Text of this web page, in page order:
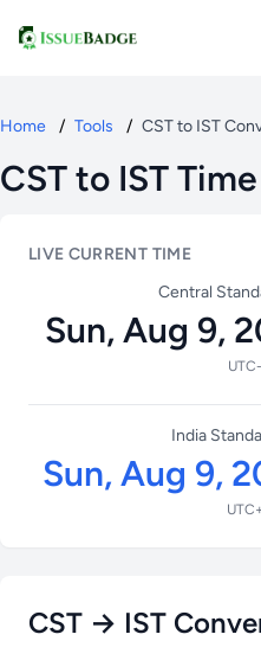
Home / Tools / CST to IST
CST to IST
LIVE CURRENT TIME
Central
Sun, Aug 9,
India
Sun, Aug 9,
CST → IST